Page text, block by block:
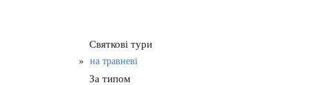
Святкові тури
на травневі
За типом